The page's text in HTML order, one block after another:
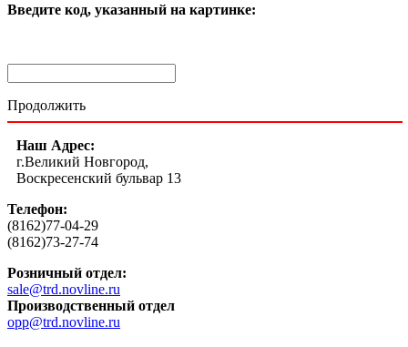
Введите код, указанный на картинке:
Продолжить
Наш Адрес:
г.Великий Новгород,
Воскресенский бульвар 13
Телефон:
(8162)77-04-29
(8162)73-27-74
Розничный отдел:
sale@trd.novline.ru
Производственный отдел
opp@trd.novline.ru